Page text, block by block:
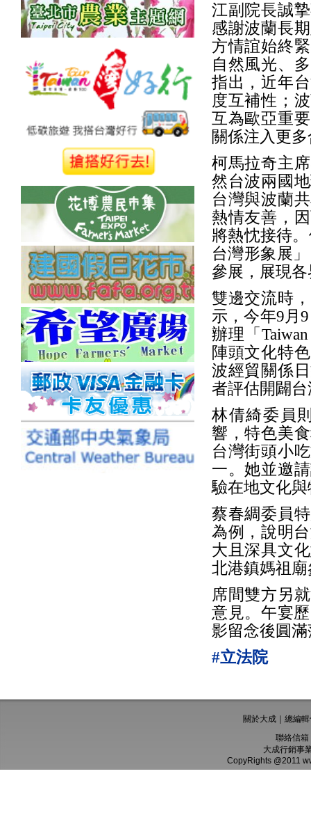
江副院長誠
感謝波蘭長
方情誼始終
自然風光、
指出，近年
度互補性；
互為歐亞重
關係注入更
柯馬拉奇主
然台波兩國
台灣與波蘭
熱情友善，
將熱忱接待
台灣形象展
參展，展現
雙邊交流時
示，今年9月
辦理「
陣頭文化特
波經貿關係
者評估開闢
林倩綺委員
響，特色美
台灣街頭小
一。她並邀
驗在地文化
蔡春綢委員
為例，說明
大且深具文
北港鎮媽祖
席間雙方另
意見。午宴
影留念後圓
#立法院